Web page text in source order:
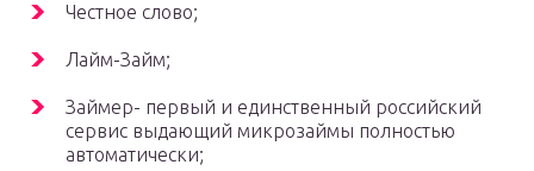
Честное слово;
Лайм-Займ;
Займер- первый и единственный российский
сервис выдающий микрозаймы полностью
автоматически;